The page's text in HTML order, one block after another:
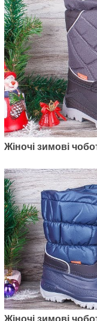
Жіночі зимові
Жіночі зимові